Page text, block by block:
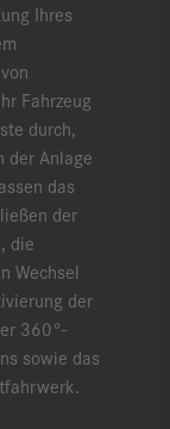
Ihres
Fahrzeug
durch,
der Anlage
das
der
die
Wechsel
der
360°-
sowie das